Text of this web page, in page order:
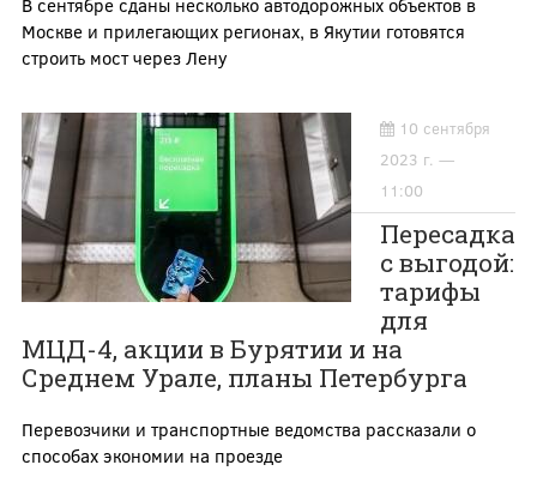
Москве и прилегающих регионах, в Якутии готовятся
строить мост через Лену
10 сентября
2023 г. —
11:00
Пересадка
с выгодой:
тарифы
для
МЦД-4, акции в Бурятии и на
Среднем Урале, планы Петербурга
Перевозчики и транспортные ведомства рассказали о
способах экономии на проезде